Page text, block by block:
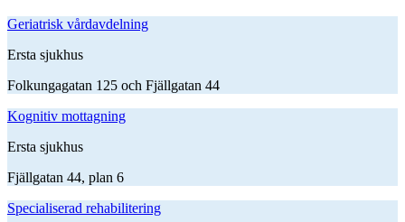
Geriatrisk vårdavdelning
Ersta sjukhus
Folkungagatan 125 och Fjällgatan 44
Kognitiv mottagning
Ersta sjukhus
Fjällgatan 44, plan 6
Specialiserad rehabilitering